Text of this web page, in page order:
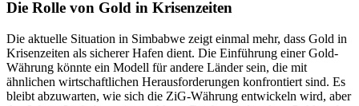
Die Rolle von Gold in Krisenzeiten
Die aktuelle Situation in Simbabwe zeigt einmal mehr, dass Gold in
Krisenzeiten als sicherer Hafen dient. Die Einführung einer Gold-
Währung könnte ein Modell für andere Länder sein, die mit
ähnlichen wirtschaftlichen Herausforderungen konfrontiert sind. Es
bleibt abzuwarten, wie sich die ZiG-Währung entwickeln wird, aber